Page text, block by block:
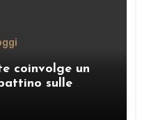
coinvolge un
sulle